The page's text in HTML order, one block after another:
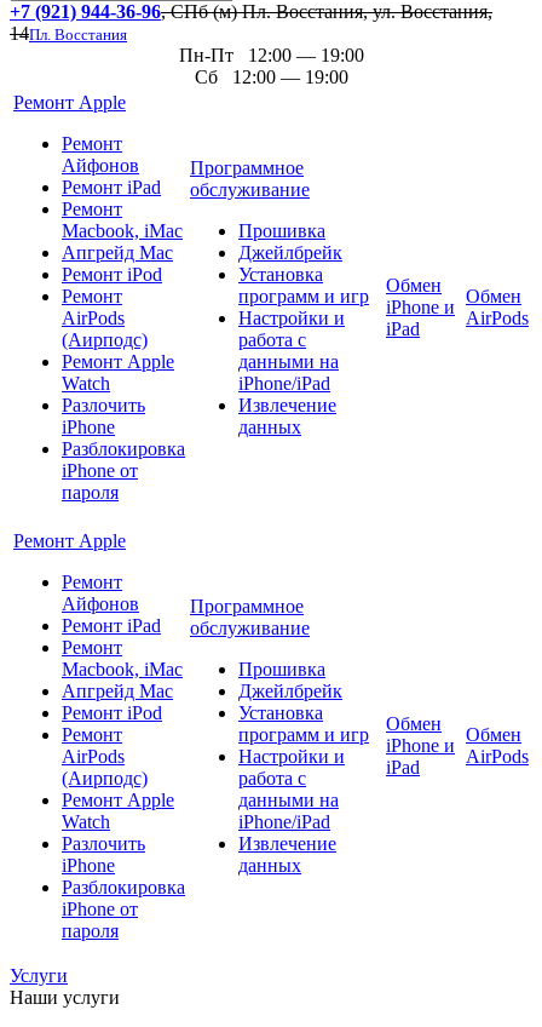
+7 (921) 944-36-96, СПб (м) Пл. Восстания, ул. Восстания,
14Пл. Восстания
Пн-Пт 12:00 — 19:00
Сб 12:00 — 19:00
Ремонт Apple
Ремонт
Айфонов
Ремонт iPad
Ремонт
Macbook, iMac
Апгрейд Mac
Ремонт iPod
Ремонт
AirPods
(Аирподс)
Ремонт Apple
Watch
Разлочить
iPhone
Разблокировка
iPhone от
пароля
Программное
обслуживание
Прошивка
Джейлбрейк
Установка
программ и игр
Настройки и
работа с
данными на
iPhone/iPad
Извлечение
данных
Обмен
iPhone и
iPad
Обмен
AirPods
Ремонт Apple
Ремонт
Айфонов
Ремонт iPad
Ремонт
Macbook, iMac
Апгрейд Mac
Ремонт iPod
Ремонт
AirPods
(Аирподс)
Ремонт Apple
Watch
Разлочить
iPhone
Разблокировка
iPhone от
пароля
Программное
обслуживание
Прошивка
Джейлбрейк
Установка
программ и игр
Настройки и
работа с
данными на
iPhone/iPad
Извлечение
данных
Обмен
iPhone и
iPad
Обмен
AirPods
Услуги
Наши услуги